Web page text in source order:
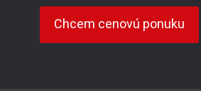
Chcem cenovú ponuku